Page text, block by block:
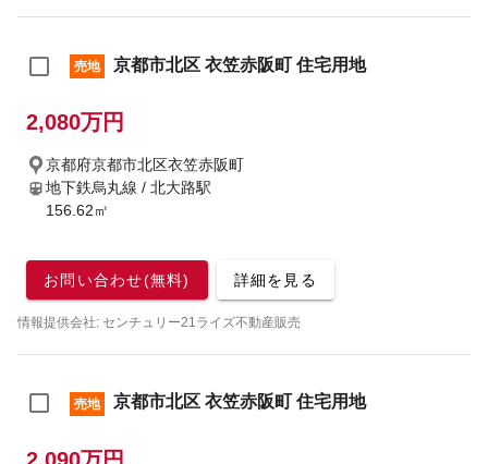
売地 京都市北区 衣笠赤阪町 住宅用地
2,080万円
京都府京都市北区衣笠赤阪町
地下鉄烏丸線 / 北大路駅
156.62㎡
お問い合わせ(無料) 詳細を見る
情報提供会社: センチュリー21ライズ不動産販売
売地 京都市北区 衣笠赤阪町 住宅用地